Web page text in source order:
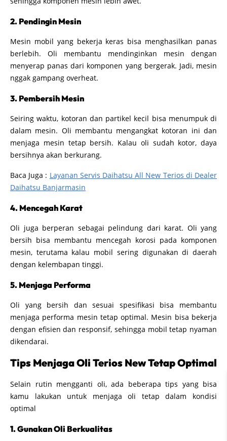
2. Pendingin Mesin
Mesin mobil yang bekerja keras bisa menghasilkan panas
berlebih. Oli membantu mendinginkan mesin dengan
menyerap panas dari komponen yang bergerak. Jadi, mesin
nggak gampang overheat.
3. Pembersih Mesin
Seiring waktu, kotoran dan partikel kecil bisa menumpuk di
dalam mesin. Oli membantu mengangkat kotoran ini dan
menjaga mesin tetap bersih. Kalau oli sudah kotor, daya
bersihnya akan berkurang.
Baca Juga : Layanan Servis Daihatsu All New Terios di Dealer
Daihatsu Banjarmasin
4. Mencegah Karat
Oli juga berperan sebagai pelindung dari karat. Oli yang
bersih bisa membantu mencegah korosi pada komponen
mesin, terutama kalau mobil sering digunakan di daerah
dengan kelembapan tinggi.
5. Menjaga Performa
Oli yang bersih dan sesuai spesifikasi bisa membantu
menjaga performa mesin tetap optimal. Mesin bisa bekerja
dengan efisien dan responsif, sehingga mobil tetap nyaman
dikendarai.
Tips Menjaga Oli Terios New Tetap Optimal
Selain rutin mengganti oli, ada beberapa tips yang bisa
kamu lakukan untuk menjaga oli tetap dalam kondisi
optimal
1. Gunakan Oli Berkualitas